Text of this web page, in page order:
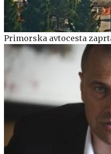
Primorska avtocesta